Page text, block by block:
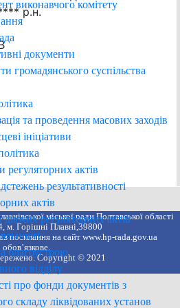
виконавчого комітету
документи
громадянського суспільства
та проведення масових заходів
ініціативи
регуляторних актів
результативності
актів
діючих регуляторних актів
благоустрою
відділу
про фонди документів з
складу ліквідованих установ
р.н.
міської ради Полтавської області
м. Горішні Плавні,39800
посилання на сайт www.hp-rada.gov.ua
обов’язкове.
Copyright © 2021